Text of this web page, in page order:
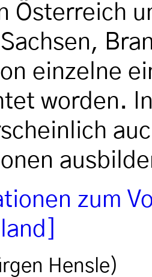
Österreich
einzelne
worden.
zum
Hensle)